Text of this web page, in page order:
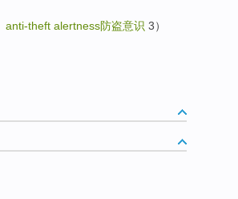
anti-theft alertness防盗意识 3）